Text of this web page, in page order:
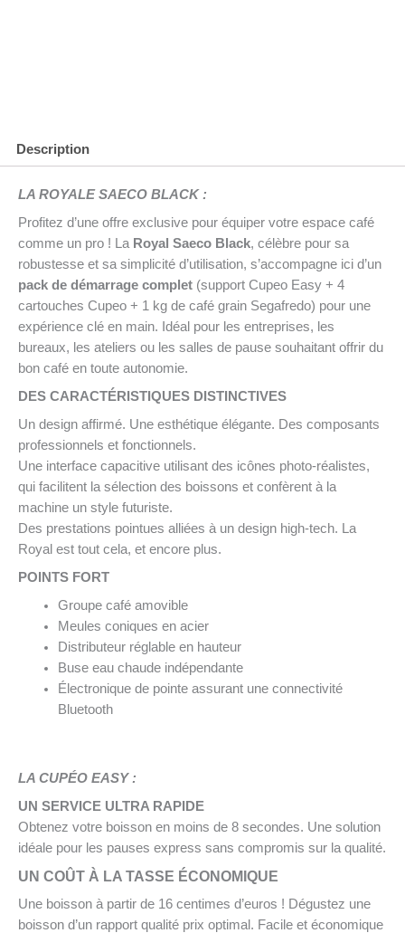
Description
LA ROYALE SAECO BLACK :
Profitez d’une offre exclusive pour équiper votre espace café
comme un pro ! La Royal Saeco Black, célèbre pour sa
robustesse et sa simplicité d’utilisation, s’accompagne ici d’un
pack de démarrage complet (support Cupeo Easy + 4
cartouches Cupeo + 1 kg de café grain Segafredo) pour une
expérience clé en main. Idéal pour les entreprises, les
bureaux, les ateliers ou les salles de pause souhaitant offrir du
bon café en toute autonomie.
DES CARACTÉRISTIQUES DISTINCTIVES
Un design affirmé. Une esthétique élégante. Des composants
professionnels et fonctionnels.
Une interface capacitive utilisant des icônes photo-réalistes,
qui facilitent la sélection des boissons et confèrent à la
machine un style futuriste.
Des prestations pointues alliées à un design high-tech. La
Royal est tout cela, et encore plus.
POINTS FORT
Groupe café amovible
Meules coniques en acier
Distributeur réglable en hauteur
Buse eau chaude indépendante
Électronique de pointe assurant une connectivité
Bluetooth
LA CUPÉO EASY :
UN SERVICE ULTRA RAPIDE
Obtenez votre boisson en moins de 8 secondes. Une solution
idéale pour les pauses express sans compromis sur la qualité.
UN COÛT À LA TASSE ÉCONOMIQUE
Une boisson à partir de 16 centimes d’euros ! Dégustez une
boisson d’un rapport qualité prix optimal. Facile et économique